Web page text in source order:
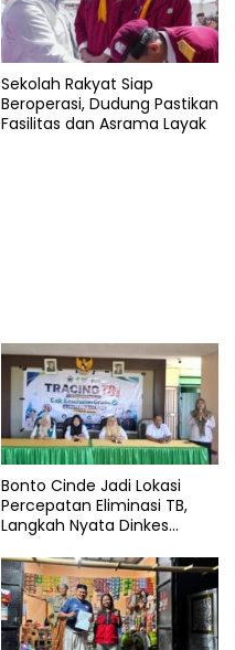
Sekolah Rakyat Siap
Beroperasi, Dudung Pastikan
Fasilitas dan Asrama Layak
Bonto Cinde Jadi Lokasi
Percepatan Eliminasi TB,
Langkah Nyata Dinkes